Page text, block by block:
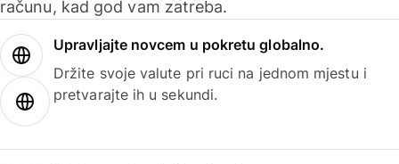
računu, kad god vam zatreba.
Upravljajte novcem u pokretu globalno.
Držite svoje valute pri ruci na jednom mjestu i
pretvarajte ih u sekundi.